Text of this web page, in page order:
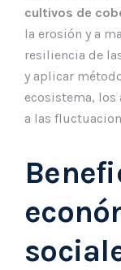
cultivos de
la erosión y a
resiliencia de
y aplicar
ecosistema,
a las